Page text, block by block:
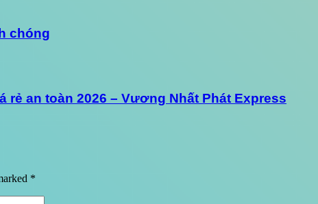
chóng
an toàn 2026 – Vương Nhất Phát Express
*